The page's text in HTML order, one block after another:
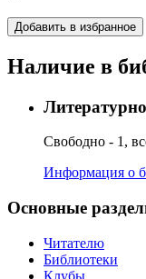
Добавить в избранное
Наличие в
Свободно - 1,
Информация о
Основные
Читателю
Библиотеки
Клубы